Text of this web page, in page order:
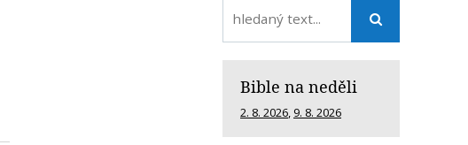
Bible na neděli
2. 8. 2026, 9. 8. 2026